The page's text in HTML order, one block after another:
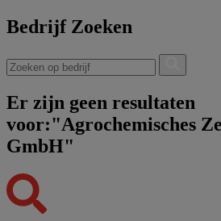
Bedrijf Zoeken
Er zijn geen resultaten
voor:"Agrochemisches
GmbH"